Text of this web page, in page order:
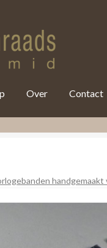
Over Contact
handgemaakt